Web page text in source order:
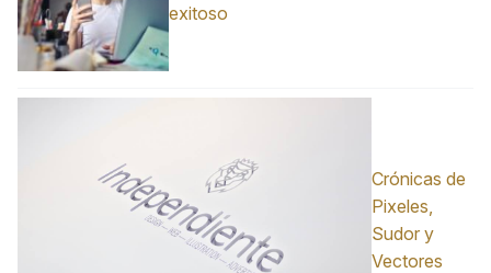
exitoso
Crónicas de
Pixeles,
Sudor y
Vectores